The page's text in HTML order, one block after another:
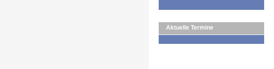
Aktuelle Termine